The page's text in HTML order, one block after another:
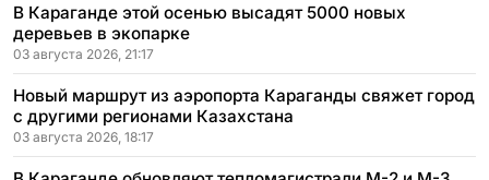
В Караганде этой осенью высадят 5000 новых
деревьев в экопарке
03 августа 2026, 21:17
Новый маршрут из аэропорта Караганды свяжет город
с другими регионами Казахстана
03 августа 2026, 18:17